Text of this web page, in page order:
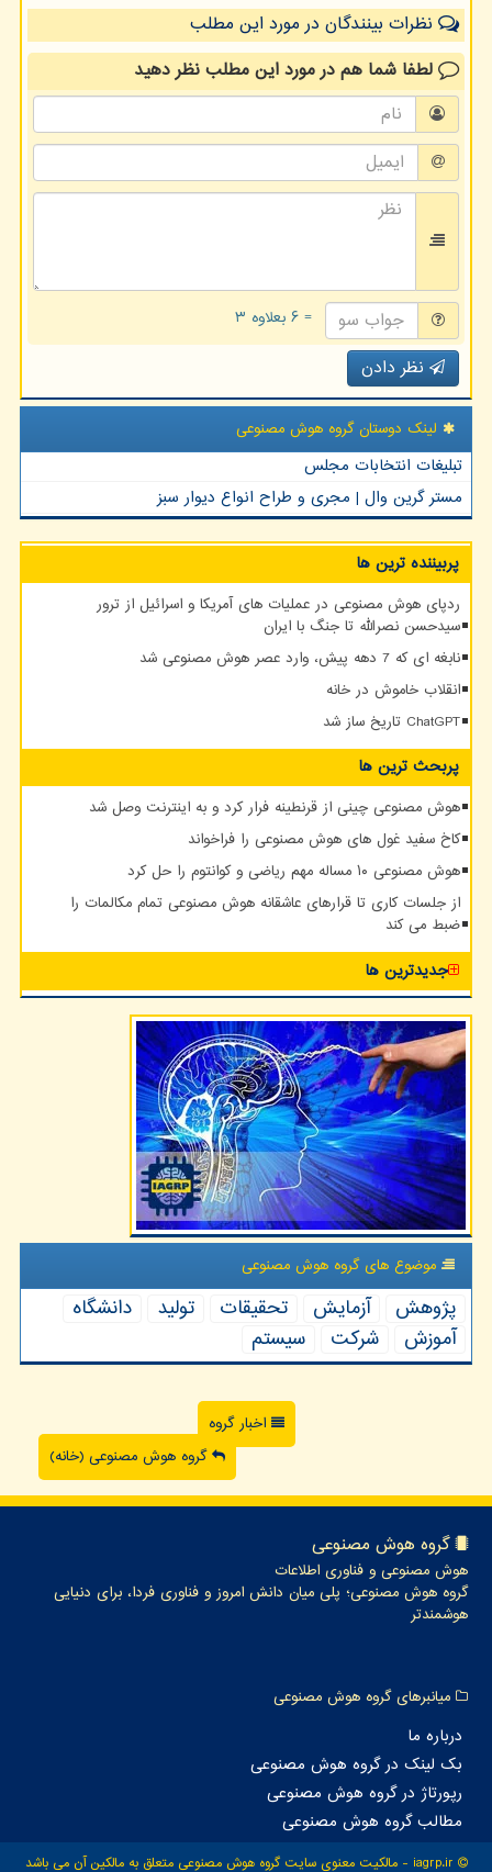
نظرات بینندگان در مورد این مطلب
لطفا شما همدر مورد این مطلبنظر دهید
= ۶ بعلاوه ۳
نظر دادن
لینک دوستان گروه هوش مصنوعی
تبلیغات انتخابات مجلس
مستر گرین وال | مجری و طراح انواع دیوار سبز
پربیننده ترین ها
ردپای هوش مصنوعی در عملیات های آمریکا و اسرائیل از ترور
سیدحسن نصرالله تا جنگ با ایران
نابغه ای که 7 دهه پیش، وارد عصر هوش مصنوعی شد
انقلاب خاموش در خانه
ChatGPT تاریخ ساز شد
پربحث ترین ها
هوش مصنوعی چینی از قرنطینه فرار کرد و به اینترنت وصل شد
کاخ سفید غول های هوش مصنوعی را فراخواند
هوش مصنوعی ۱۰ مساله مهم ریاضی و کوانتوم را حل کرد
از جلسات کاری تا قرارهای عاشقانه هوش مصنوعی تمام مکالمات را
ضبط می کند
جدیدترین ها
موضوع های گروه هوش مصنوعی
پژوهش آزمایش تحقیقات تولید
دانشگاه
آموزش
شركت سیستم
اخبار گروه
گروه هوش مصنوعی (خانه)
گروه هوش مصنوعی
هوش مصنوعی و فناوری اطلاعات
گروه هوش مصنوعی؛ پلی میان دانش امروز و فناوری فردا، برای دنیایی
هوشمندتر
میانبرهای گروه هوش مصنوعی
درباره ما
بک لینک در گروه هوش مصنوعی
رپورتاژ در گروه هوش مصنوعی
مطالب گروه هوش مصنوعی